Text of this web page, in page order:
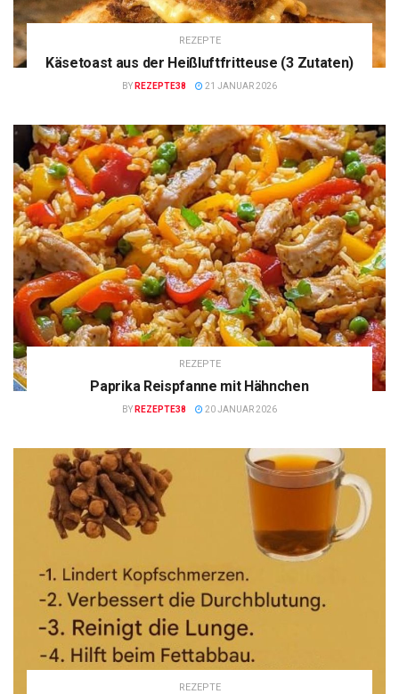
REZEPTE
Käsetoast aus der Heißluftfritteuse (3 Zutaten)
BY REZEPTE38 21 JANUAR 2026
REZEPTE
Paprika Reispfanne mit Hähnchen
BY REZEPTE38 20 JANUAR 2026
REZEPTE